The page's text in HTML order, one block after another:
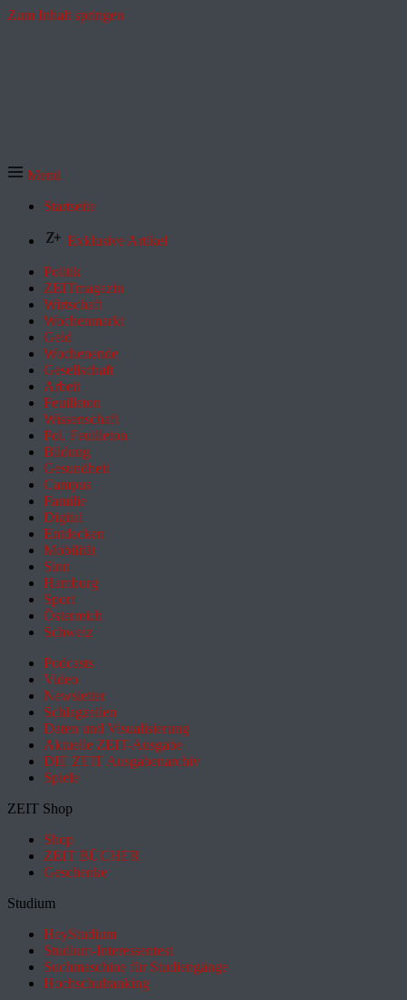
Zum Inhalt springen
Menü
Startseite
Exklusive Artikel
Politik
ZEITmagazin
Wirtschaft
Wochenmarkt
Geld
Wochenende
Gesellschaft
Arbeit
Feuilleton
Wissenschaft
Pol. Feuilleton
Bildung
Gesundheit
Campus
Familie
Digital
Entdecken
Mobilität
Sinn
Hamburg
Sport
Österreich
Schweiz
Podcasts
Video
Newsletter
Schlagzeilen
Daten und Visualisierung
Aktuelle ZEIT-Ausgabe
DIE ZEIT Ausgabenarchiv
Spiele
ZEIT Shop
Shop
ZEIT BÜCHER
Geschenke
Studium
HeyStudium
Studium-Interessentest
Suchmaschine für Studiengänge
Hochschulranking